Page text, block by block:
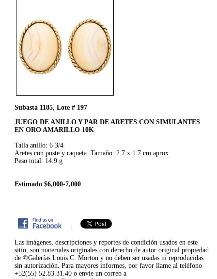
Subasta 1185, Lote # 197
JUEGO DE ANILLO Y PAR DE ARETES CON SIMULANTES
EN ORO AMARILLO 10K
Talla anillo: 6 3/4
Aretes con poste y raqueta. Tamaño: 2.7 x 1.7 cm aprox.
Peso total: 14.9 g
Estimado $6,000-7,000
|
Las imágenes, descripciones y reportes de condición usados en este
sitio, son materiales originales con derecho de autor original propiedad
de ©Galerías Louis C. Morton y no deben ser usadas ni reproducidas
sin autorización. Para mayores informes, por favor llame al teléfono
+52(55) 52.83.31.40 o envíe un correo a